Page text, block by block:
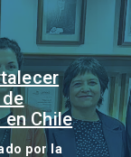
Chile
por la